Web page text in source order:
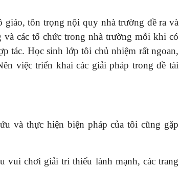
giáo, tôn trọng nội quy nhà trường đề ra và
các tổ chức trong nhà trường mỗi khi có
tác. Học sinh lớp tôi chủ nhiệm rất ngoan,
việc triển khai các giải pháp trong đề tài
và thực hiện biện pháp của tôi cũng gặp
vui chơi giải trí thiếu lành mạnh, các trang